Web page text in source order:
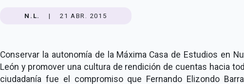
N.L. | 21 ABR. 2015
Conservar la autonomía de la Máxima Casa de Estudios en
León y promover una cultura de rendición de cuentas hacia
ciudadanía fue el compromiso que Fernando Elizondo